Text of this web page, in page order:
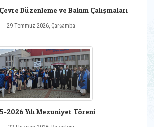
Düzenleme ve Bakım Çalışmaları
29 Temmuz 2026, Çarşamba
2026 Yılı Mezuniyet Töreni